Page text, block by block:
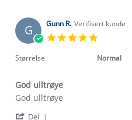
G Gunn R. Verifisert kunde
rating
Størrelse Normal
God ulltrøye
Review
Gunn
review
God
God ulltrøye
Del